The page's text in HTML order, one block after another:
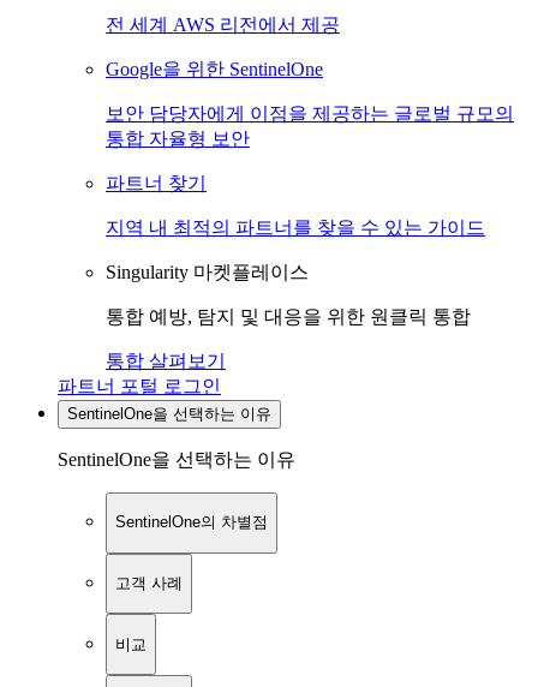
전 세계 AWS 리전에서 제공
Google을 위한 SentinelOne
보안 담당자에게 이점을 제공하는 글로벌 규모의
통합 자율형 보안
파트너 찾기
지역 내 최적의 파트너를 찾을 수 있는 가이드
Singularity 마켓플레이스
통합 예방, 탐지 및 대응을 위한 원클릭 통합
통합 살펴보기
파트너 포털 로그인
SentinelOne을 선택하는 이유
SentinelOne을 선택하는 이유
SentinelOne의 차별점
고객 사례
비교